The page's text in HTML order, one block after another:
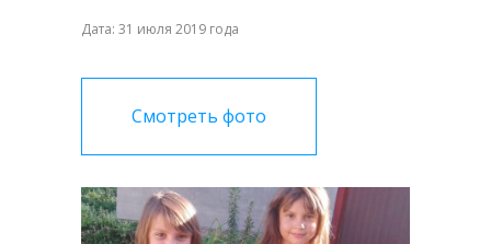
Дата: 31 июля 2019 года
Смотреть фото